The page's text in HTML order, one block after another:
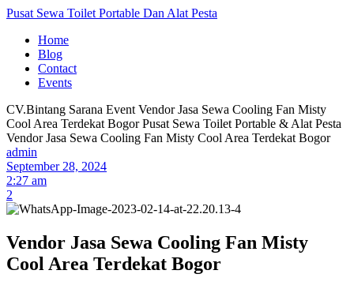
Pusat Sewa Toilet Portable Dan Alat Pesta
Home
Blog
Contact
Events
CV.Bintang Sarana Event Vendor Jasa Sewa Cooling Fan Misty
Cool Area Terdekat BogorPusat Sewa Toilet Portable & Alat Pesta
Vendor Jasa Sewa Cooling Fan Misty Cool Area Terdekat Bogor
admin
September 28, 2024
2:27 am
2
Vendor Jasa Sewa Cooling Fan Misty
Cool Area Terdekat Bogor